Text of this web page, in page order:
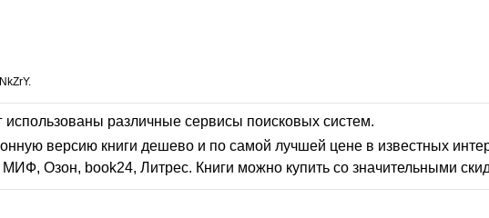
различные сервисы поисковых систем.
версию книги дешево и по самой лучшей цене в известных
Озон, book24, Литрес. Книги можно купить со значительными